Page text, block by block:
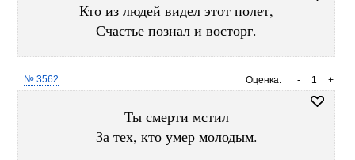
Кто из людей видел этот полет,
Счастье познал и восторг.
Оценка: +
1
-
№ 3562
Ты смерти мстил
За тех, кто умер молодым.